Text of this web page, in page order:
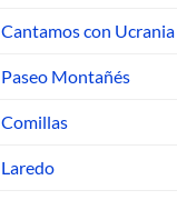
Cantamos con
Paseo Montañés
Comillas
Laredo